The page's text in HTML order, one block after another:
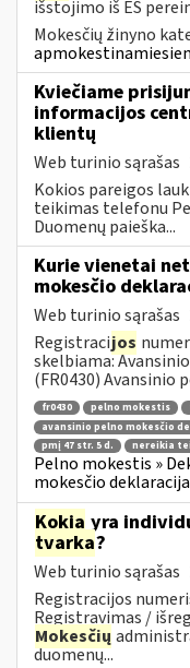
išstojimo iš ES
Mokesčių žinyno
Kviečiame
informacijos
klientų
Web turinio sąrašas
Kokios pareigos
teikimas telefonu
Duomenų paieška...
Kurie vienetai
mokesčio
Web turinio sąrašas
Registracijos
skelbiama:
(FR0430) Avansinio
fr0430 pelno mokestis
avansinio pelno mokesčio
pmį 47 str. 5 d.
nereikia
Pelno mokestis »
mokesčio
Kokia yra
tvarka?
Web turinio sąrašas
Registracijos
Registravimas /
Mokesčių
duomenų...